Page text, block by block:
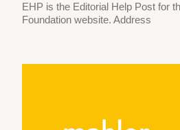
EHP is the Editorial Help Post for
Foundation website. Address